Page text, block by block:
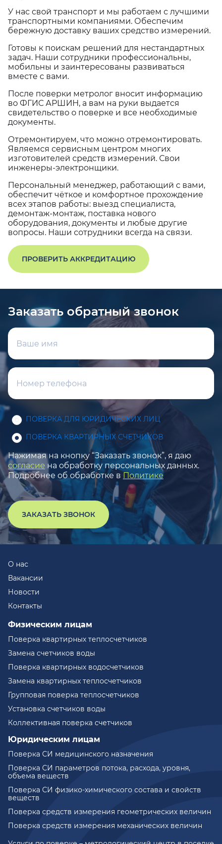
У нас свой транспорт и мы работаем с лучшими
транспортными компаниями. Обеспечим
бережную доставку ваших средство измерений.
Готовы к поискам решений для нестандартных
задач. Наши сотрудники профессиональны,
мобильны и заинтересованы развиваться
вместе с вами.
После поверки метролог вносит информацию
во ФГИС АРШИН, а вам на руки выдается
свидетельство о поверке и все необходимые
документы.
Отремонтируем, что можно отремонтировать.
Являемся сервисным центром многих
изготовителей средств измерений. Свои
инженеры-электронщики.
Персональный менеджер, работающий с вами,
обеспечит чёткое и комфортное прохождение
всех этапов работы: выезд специалиста,
демонтаж-монтаж, поставка нового
оборудования, документы и любые другие
вопросы. Наши сотрудники всегда на связи.
ПРОВЕРИТЬ АККРЕДИТАЦИЮ
Заказать обратный звонок
ПОВЕРКА ДЛЯ ЮРИДИЧЕСКИХ ЛИЦ
ПОВЕРКА КВАРТИРНЫХ СЧЕТЧИКОВ
Нажимая на кнопку “Заказать звонок”, я даю
согласие на обработку персональных данных.
Подробнее об обработке в Политике
ЗАКАЗАТЬ ЗВОНОК
О нас
Вакансии
Новости
Контакты
Физическим лицам
Поверка квартирных теплосчетчиков
Замена счетчиков воды
Поверка квартирных водосчетчиков
Замена квартирных теплосчетчиков
Групповая поверка теплосчетчиков
Установка счетчиков воды
Коллективная поверка счетчиков
Юридическим лицам
Поверка СИ медицинского назначения
Поверка СИ параметров потока, расхода, уровня,
объема веществ
Поверка СИ физико-химического состава и свойств
веществ
Поверка средств измерения геометрических величин
Поверка средств измерения механических величин